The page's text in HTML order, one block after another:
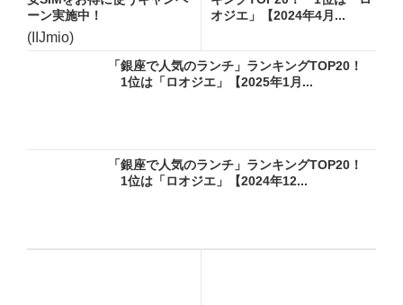
ーン実施中！
(IIJmio)
オジエ」【2024年4月...
「銀座で人気のランチ」ランキングTOP20！
1位は「ロオジエ」【2025年1月...
「銀座で人気のランチ」ランキングTOP20！
1位は「ロオジエ」【2024年12...